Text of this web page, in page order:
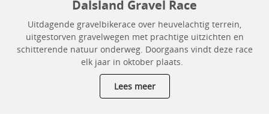
Dalsland Gravel Race
Uitdagende gravelbikerace over heuvelachtig terrein,
uitgestorven gravelwegen met prachtige uitzichten en
schitterende natuur onderweg. Doorgaans vindt deze race
elk jaar in oktober plaats.
Lees meer